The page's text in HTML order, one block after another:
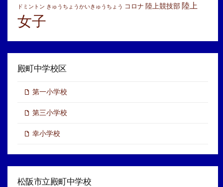
ドミントン きゅうちょうかいきゅうちょう コロナ 陸上競技部陸上
女子
殿町中学校区
第一小学校
第三小学校
幸小学校
松阪市立殿町中学校